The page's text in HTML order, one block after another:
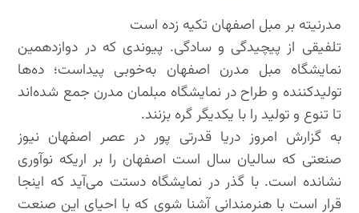
مدرنیته بر مبل اصفهان تکیه زده است
تلفیقی از پیچیدگی و سادگی. پیوندی که در دوازدهمین
نمایشگاه مبل مدرن اصفهان به‌خوبی پیداست؛ ده‌ها
تولیدکننده و طراح در نمایشگاه مبلمان مدرن جمع شده‌اند
تا تنوع و تولید را با یکدیگر گره بزنند.
به گزارش امروز دریا قدرتی پور در عصر اصفهان نیوز
صنعتی که سالیان سال است اصفهان را بر اریکه نوآوری
نشانده است. با گذر در نمایشگاه دستت می‌آید که اینجا
قرار است با هنرمندانی آشنا شوی که با احیای این صنعت